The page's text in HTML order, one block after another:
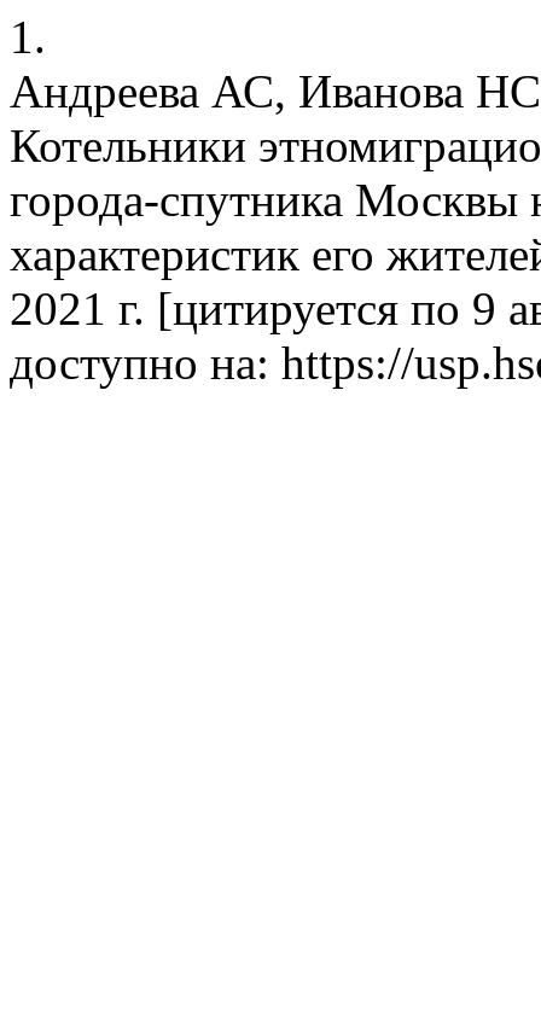
1.
Андреева АС, Иванова
Котельники
города-спутника Москвы
характеристик его
2021 г. [цитируется по 9
доступно на: https://